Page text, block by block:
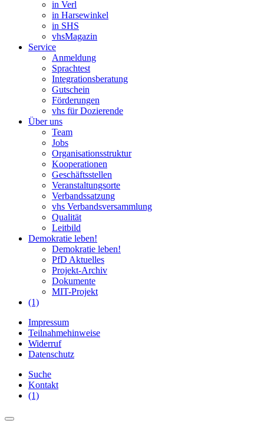
in Verl
in Harsewinkel
in SHS
vhsMagazin
Service
Anmeldung
Sprachtest
Integrationsberatung
Gutschein
Förderungen
vhs für Dozierende
Über uns
Team
Jobs
Organisationsstruktur
Kooperationen
Geschäftsstellen
Veranstaltungsorte
Verbandssatzung
vhs Verbandsversammlung
Qualität
Leitbild
Demokratie leben!
Demokratie leben!
PfD Aktuelles
Projekt-Archiv
Dokumente
MIT-Projekt
(1)
Impressum
Teilnahmehinweise
Widerruf
Datenschutz
Suche
Kontakt
(1)